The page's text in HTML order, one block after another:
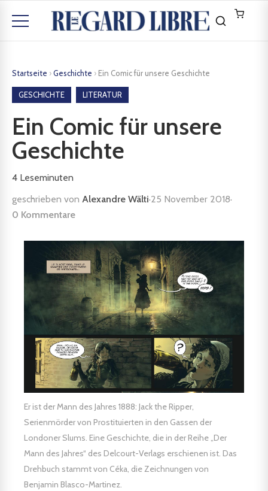
Startseite ›Geschichte › Ein Comic für unsere Geschichte
GESCHICHTE LITERATUR
Ein Comic für unsere
Geschichte
4 Leseminuten
geschrieben von Alexandre Wälti·25 November 2018·
0 Kommentare
Er ist der Mann des Jahres 1888: Jack the Ripper,
Serienmörder von Prostituierten in den Gassen der
Londoner Slums. Eine Geschichte, die in der Reihe „Der
Mann des Jahres“ des Delcourt-Verlags erschienen ist. Das
Drehbuch stammt von Céka, die Zeichnungen von
Benjamin Blasco-Martinez.